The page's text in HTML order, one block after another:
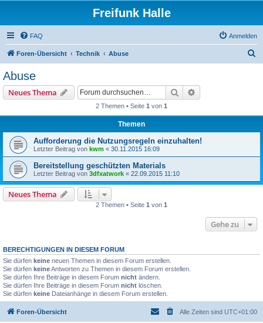
Freifunk Halle
FAQ Anmelden
Foren-Übersicht Technik Abuse
Abuse
Neues Thema Suche
2 Themen • Seite 1 von 1
Themen
Aufforderung die Nutzungsregeln einzuhalten!
Letzter Beitrag von kwm « 30.11.2015 16:09
Bereitstellung geschützten Materials
Letzter Beitrag von 3dfxatwork « 22.09.2015 11:10
Neues Thema
2 Themen • Seite 1 von 1
Gehe zu
BERECHTIGUNGEN IN DIESEM FORUM
Sie dürfen keine neuen Themen in diesem Forum erstellen.
Sie dürfen keineAntworten zu Themen in diesem Forum erstellen.
Sie dürfen Ihre Beiträge in diesem Forum nicht ändern.
Sie dürfen Ihre Beiträge in diesem Forum nicht löschen.
Sie dürfen keine Dateianhänge in diesem Forum erstellen.
Foren-Übersicht Alle Zeiten sind UTC+01:00